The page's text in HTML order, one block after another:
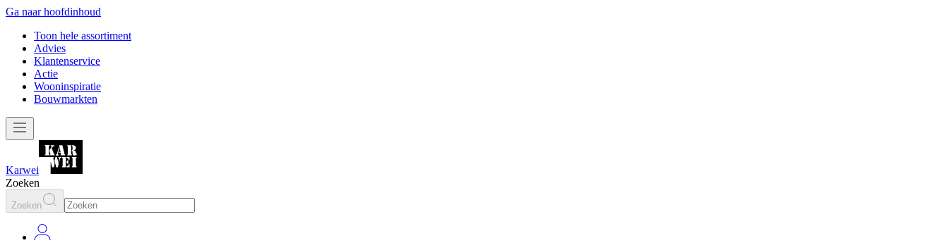
Ga naar hoofdinhoud
Toon hele assortiment
Advies
Klantenservice
Actie
Wooninspiratie
Bouwmarkten
Karwei
Zoeken
Zoeken